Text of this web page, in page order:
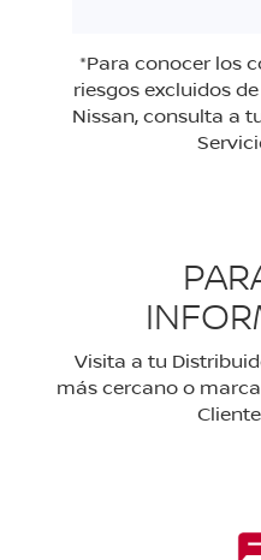
*Para conocer los
riesgos excluidos
Nissan, consulta a
Visita a tu
más cercano o